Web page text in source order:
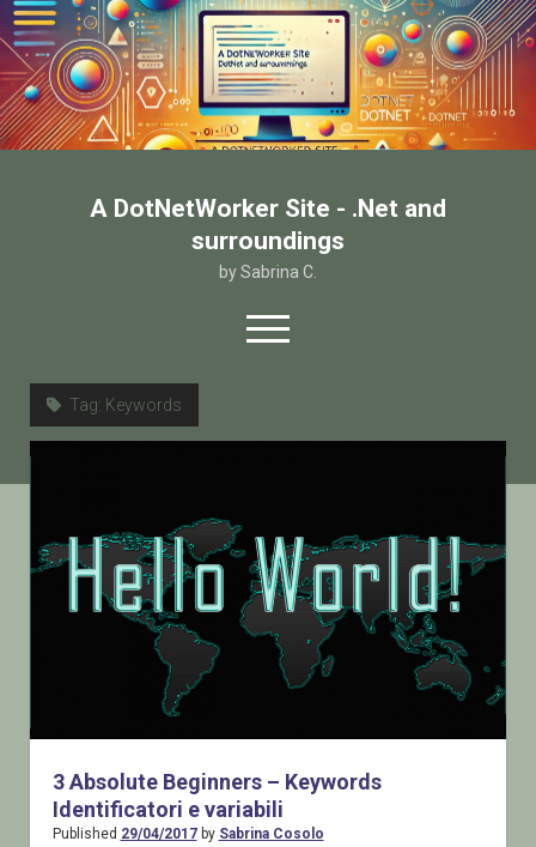
A DotNetWorker Site - .Net and
surroundings
by Sabrina C.
open
menu
Contatto
Tag: Keywords
3 Absolute Beginners – Keywords
Identificatori e variabili
Published 29/04/2017by Sabrina Cosolo